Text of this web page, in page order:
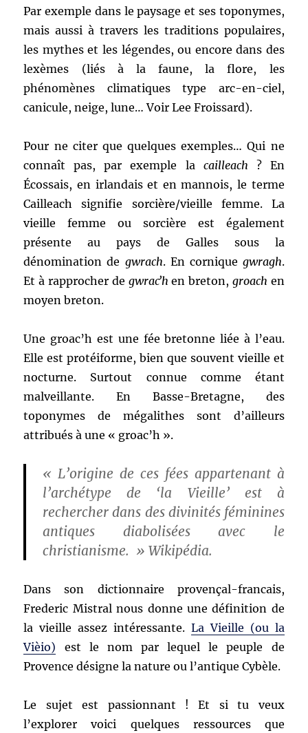
Par exemple dans le paysage et ses toponymes,
mais aussi à travers les traditions populaires,
les mythes et les légendes, ou encore dans des
lexèmes (liés à la faune, la flore, les
phénomènes climatiques type arc-en-ciel,
canicule, neige, lune… Voir Lee Froissard).
Pour ne citer que quelques exemples… Qui ne
connaît pas, par exemple la cailleach ? En
Écossais, en irlandais et en mannois, le terme
Cailleach signifie sorcière/vieille femme. La
vieille femme ou sorcière est également
présente au pays de Galles sous la
dénomination de gwrach. En cornique gwragh.
Et à rapprocher de gwracʼh en breton, groach en
moyen breton.
Une groac’h est une fée bretonne liée à l’eau.
Elle est protéiforme, bien que souvent vieille et
nocturne. Surtout connue comme étant
malveillante. En Basse-Bretagne, des
toponymes de mégalithes sont d’ailleurs
attribués à une « groac’h ».
« L’origine de ces fées appartenant à
l’archétype de ‘la Vieille’ est à
rechercher dans des divinités féminines
antiques diabolisées avec le
christianisme. » Wikipédia.
Dans son dictionnaire provençal-francais,
Frederic Mistral nous donne une définition de
la vieille assez intéressante. La Vieille (ou la
Vièio) est le nom par lequel le peuple de
Provence désigne la nature ou l’antique Cybèle.
Le sujet est passionnant ! Et si tu veux
l’explorer voici quelques ressources que